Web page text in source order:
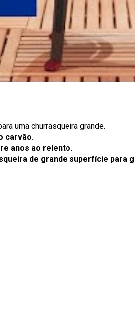
uma churrasqueira grande.
carvão.
anos ao relento.
de grande superfície para